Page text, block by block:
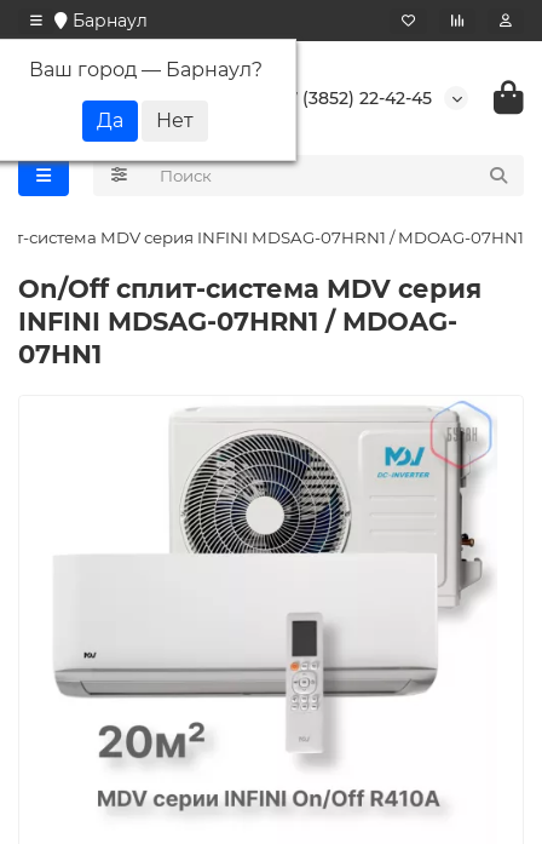
Барнаул
Ваш город — Барнаул?
+7 (3852) 22-42-45
система MDV серия INFINI MDSAG-07HRN1 / MDOAG-07HN1
On/Off cплит-система MDV серия
INFINI MDSAG-07HRN1 / MDOAG-
07HN1